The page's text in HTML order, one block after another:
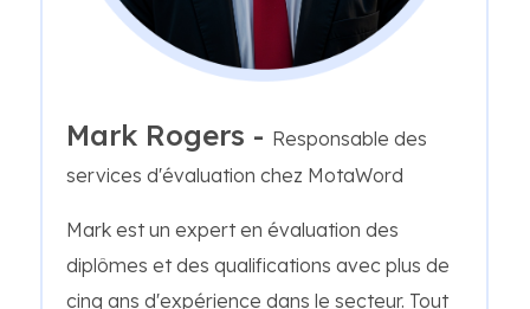
Mark Rogers - Responsable des
services d'évaluation chez MotaWord
Mark est un expert en évaluation des
diplômes et des qualifications avec plus de
cinq ans d'expérience dans le secteur. Tout